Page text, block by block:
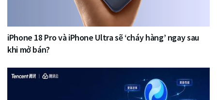
iPhone 18 Pro và iPhone Ultra sẽ ‘cháy hàng’ ngay sau
khi mở bán?